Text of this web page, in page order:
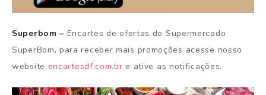
Superbom – Encartes de ofertas do Supermercado
SuperBom, para receber mais promoções acesse nosso
website encartesdf.com.br e ative as notificações.